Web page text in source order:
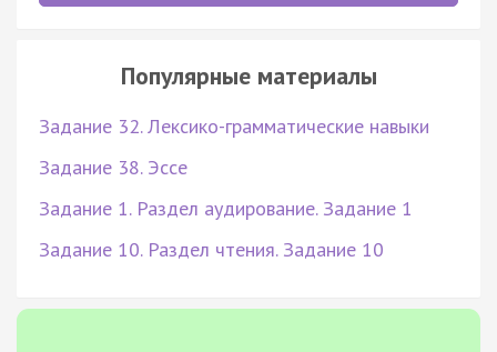
Популярные материалы
Задание 32. Лексико-грамматические навыки
Задание 38. Эссе
Задание 1. Раздел аудирование. Задание 1
Задание 10. Раздел чтения. Задание 10